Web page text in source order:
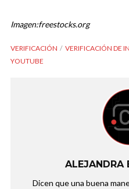
Imagen:freestocks.org
VERIFICACIÓN VERIFICACIÓN DE
YOUTUBE
ALEJANDRA
Dicen que una buena